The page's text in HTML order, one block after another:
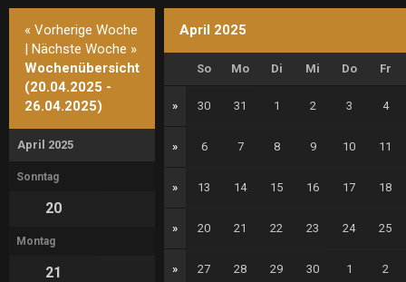
« Vorherige Woche
| Nächste Woche »
Wochenübersicht
(20.04.2025 -
26.04.2025)
April 2025
Sonntag
20
Montag
21
April 2025
So Mo Di Mi Do Fr
» 30 31 1 2 3 4
» 6 7 8 9 10 11
» 13 14 15 16 17 18
» 20 21 22 23 24 25
» 27 28 29 30 1 2